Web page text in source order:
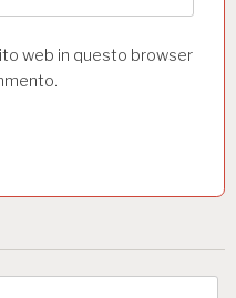
web in questo browser